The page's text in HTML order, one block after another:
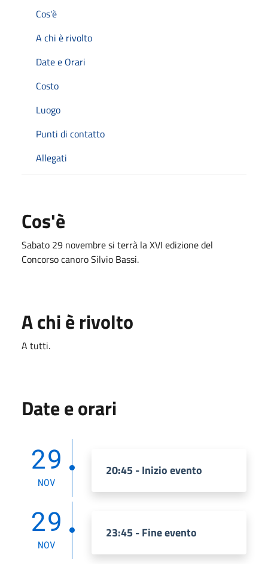
Cos'è
A chi è rivolto
Date e Orari
Costo
Luogo
Punti di contatto
Allegati
Cos'è
Sabato 29 novembre si terrà la XVI edizione del
Concorso canoro Silvio Bassi.
A chi è rivolto
A tutti.
Date e orari
29
NOV
20:45 - Inizio evento
29
NOV
23:45 - Fine evento